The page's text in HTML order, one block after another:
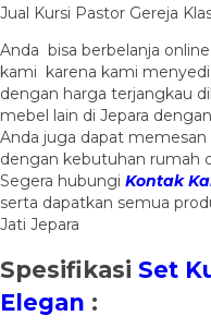
Jual Kursi Pastor Gereja
Anda bisa berbelanja
kami karena kami
dengan harga terjangkau
mebel lain di Jepara
Anda juga dapat
dengan kebutuhan rumah
Segera hubungi Kontak
serta dapatkan semua
Jati Jepara
Spesifikasi Set
Elegan :